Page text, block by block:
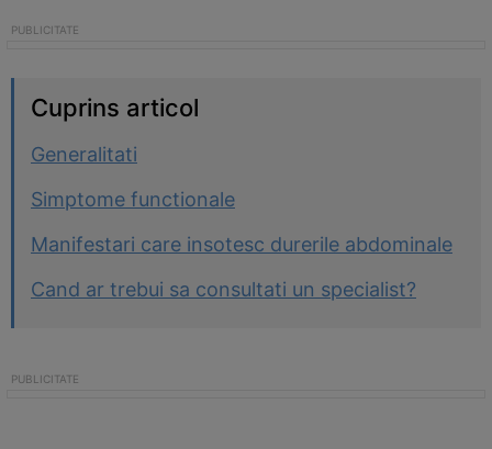
Cuprins articol
Generalitati
Simptome functionale
Manifestari care insotesc durerile abdominale
Cand ar trebui sa consultati un specialist?